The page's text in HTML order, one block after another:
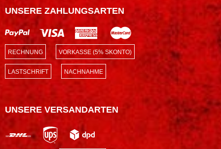
UNSERE ZAHLUNGSARTEN
RECHNUNG VORKASSE (5% SKONTO)
LASTSCHRIFT NACHNAHME
UNSERE VERSANDARTEN